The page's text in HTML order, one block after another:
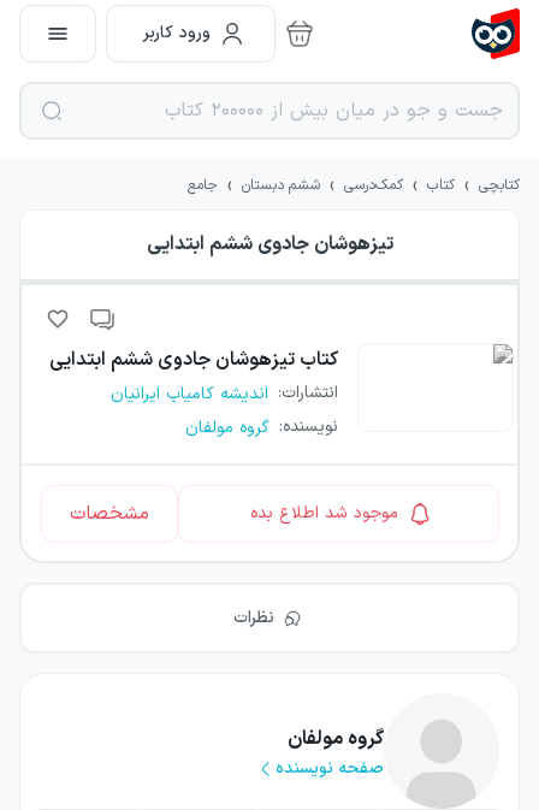
ورود کاربر
کتابچی › کتاب › کمک‌درسی › ششم دبستان › جامع
تیزهوشان جادوی ششم ابتدایی
کتاب تیزهوشان جادوی ششم ابتدایی
انتشارات: اندیشه کامیاب ایرانیان
نویسنده: گروه مولفان
موجود شد اطلاع بده مشخصات
نظرات
گروه مولفان
صفحه نویسنده